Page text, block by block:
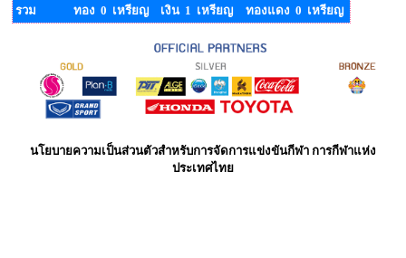
รวม
ทอง 0 เหรียญ
เงิน 1 เหรียญ
ทองแดง 0 เหรียญ
นโยบายความเป็นส่วนตัวสำหรับการจัดการแข่งขันกีฬา การกีฬาแห่ง
ประเทศไทย